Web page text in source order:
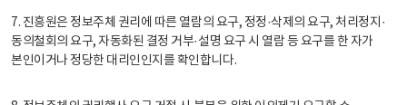
7. 진흥원은 정보주체 권리에 따른 열람의 요구, 정정·삭제의 요구, 처리정지·
동의철회의 요구, 자동화된 결정 거부·설명 요구 시 열람 등 요구를 한 자가
본인이거나 정당한 대리인인지를 확인합니다.